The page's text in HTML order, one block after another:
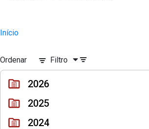
Início
Ordenar Filtro
2026
2025
2024